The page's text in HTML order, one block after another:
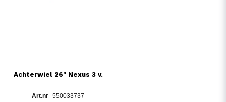
Achterwiel 26" Nexus 3 v.
550033737